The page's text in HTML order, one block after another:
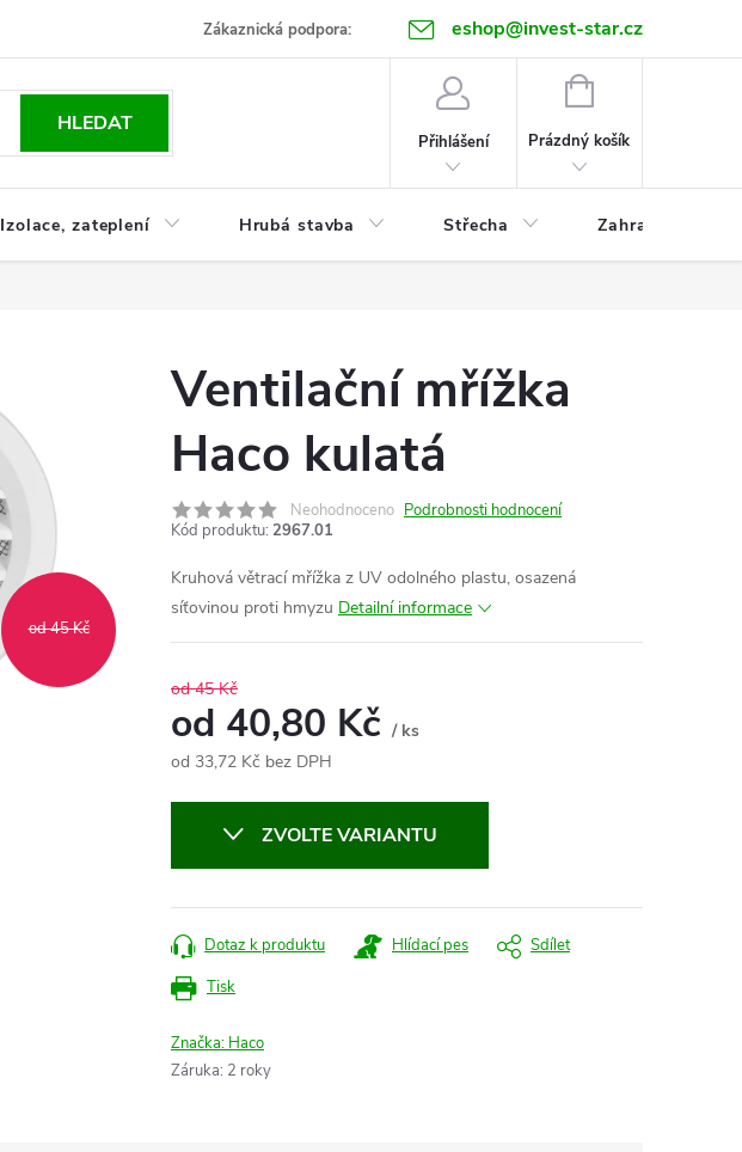
Zákaznická podpora: eshop@invest-star.cz
Kontakt
HLEDAT
Přihlášení
NÁKUPNÍ
Prázdný košík
Izolace, zateplení Hrubá stavba Střecha Zahrada
od 45 Kč
Ventilační mřížka
Haco kulatá
Neohodnoceno Podrobnosti hodnocení
Kód produktu: 2967.01
Kruhová větrací mřížka z UV odolného plastu, osazená
síťovinou proti hmyzu Detailní informace
od 45 Kč
od 40,80 Kč / ks
od 33,72 Kč bez DPH
ZVOLTE VARIANTU
Tisk
Dotaz k produktu Hlídací pes Sdílet
Značka: Haco
Záruka: 2 roky